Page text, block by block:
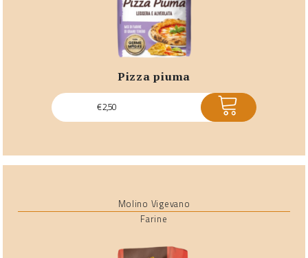
pizza piuma
€2,50 ACQUISTA
Molino Vigevano
Farine